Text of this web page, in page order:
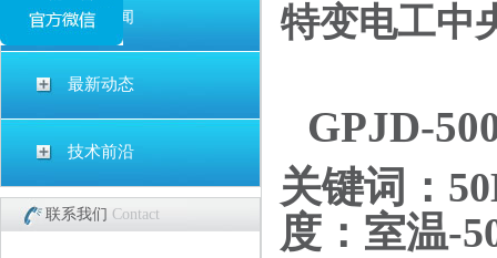
公司新闻
最新动态
技术前沿
联系我们 Contact
特变电工中
GPJD-
关键词：5
度：室温-